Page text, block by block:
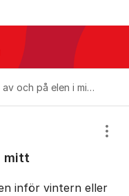
Hur slår jag av och på elen i mitt fritidshus?
mitt
inför vintern eller